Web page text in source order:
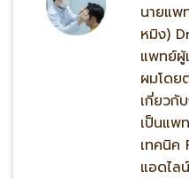
นายแ
หมิง)
แพทย์ผู้
ผมโดย
เกี่ยวกั
เป็นแพ
เทคนิค
แอดไล